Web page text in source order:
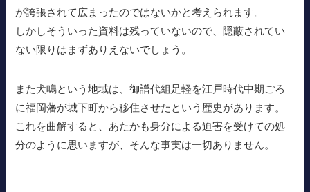
が誇張されて広まったのではないかと考えられます。
しかしそういった資料は残っていないので、隠蔽されてい
ない限りはまずありえないでしょう。
また犬鳴という地域は、御譜代組足軽を江戸時代中期ごろ
に福岡藩が城下町から移住させたという歴史があります。
これを曲解すると、あたかも身分による迫害を受けての処
分のように思いますが、そんな事実は一切ありません。